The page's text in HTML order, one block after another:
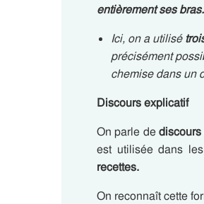
entièrement ses bras.
Ici, on a utilisé
précisément
chemise dans un
Discours explicatif
On parle de
est utilisée dans les
recettes.
On reconnaît cette